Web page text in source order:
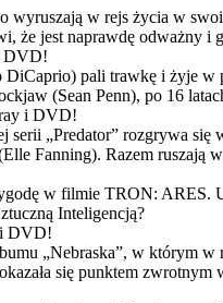
wyruszają w rejs życia w
że jest naprawdę odważny
DVD!
pali trawkę i żyje w
(Sean Penn), po 16
i DVD!
„Predator” rozgrywa się
Fanning). Razem
w filmie TRON: ARES.
Inteligencją?
i DVD!
„Nebraska”, w którym
się punktem